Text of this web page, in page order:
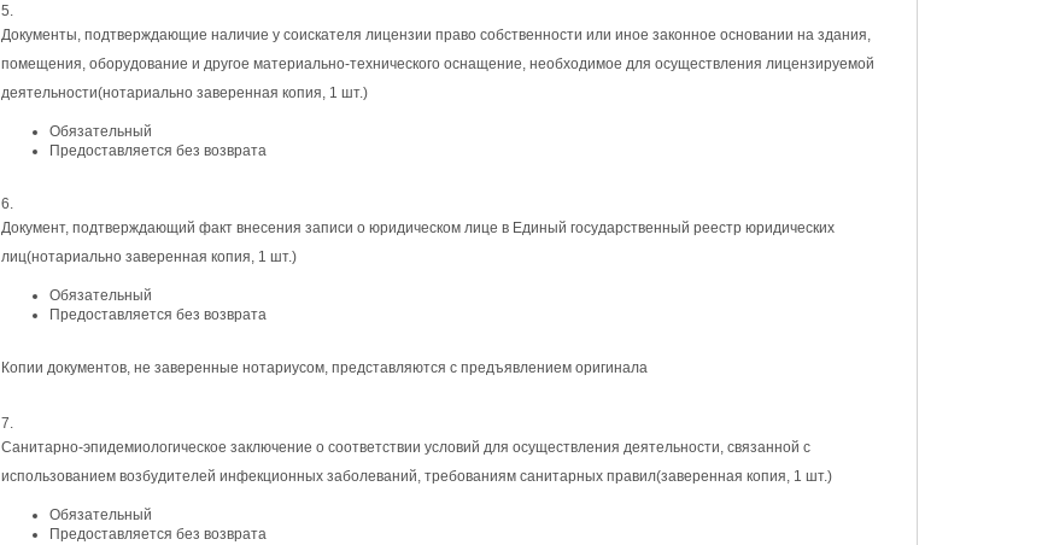
5.
Документы, подтверждающие наличие у соискателя лицензии право собственности или иное законное основании на здания,
помещения, оборудование и другое материально-технического оснащение, необходимое для осуществления лицензируемой
деятельности(нотариально заверенная копия, 1 шт.)
Обязательный
Предоставляется без возврата
6.
Документ, подтверждающий факт внесения записи о юридическом лице в Единый государственный реестр юридических
лиц(нотариально заверенная копия, 1 шт.)
Обязательный
Предоставляется без возврата
Копии документов, не заверенные нотариусом, представляются с предъявлением оригинала
7.
Санитарно-эпидемиологическое заключение о соответствии условий для осуществления деятельности, связанной с
использованием возбудителей инфекционных заболеваний, требованиям санитарных правил(заверенная копия, 1 шт.)
Обязательный
Предоставляется без возврата